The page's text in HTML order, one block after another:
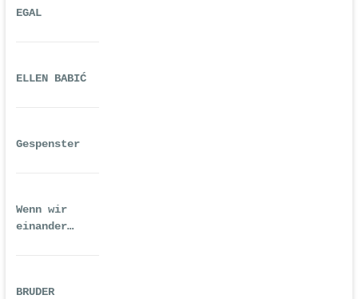
EGAL
ELLEN BABIĆ
Gespenster
Wenn wir
einander
BRUDER